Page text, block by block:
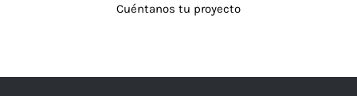
Cuéntanos tu proyecto